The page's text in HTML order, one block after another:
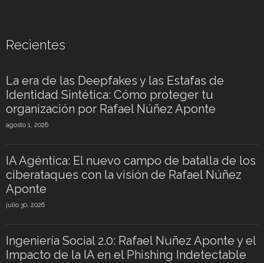
Recientes
La era de las Deepfakes y las Estafas de
Identidad Sintética: Cómo proteger tu
organización por Rafael Núñez Aponte
agosto 1, 2026
IA Agéntica: El nuevo campo de batalla de los
ciberataques con la visión de Rafael Núñez
Aponte
julio 30, 2026
Ingeniería Social 2.0: Rafael Nuñez Aponte y el
Impacto de la IA en el Phishing Indetectable